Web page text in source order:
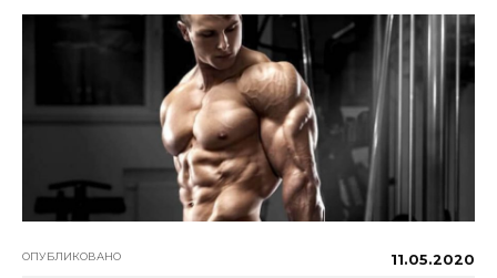
ОПУБЛИКОВАНО 11.05.2020